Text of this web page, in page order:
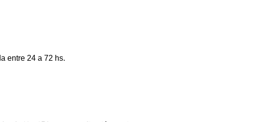
entre 24 a 72 hs.